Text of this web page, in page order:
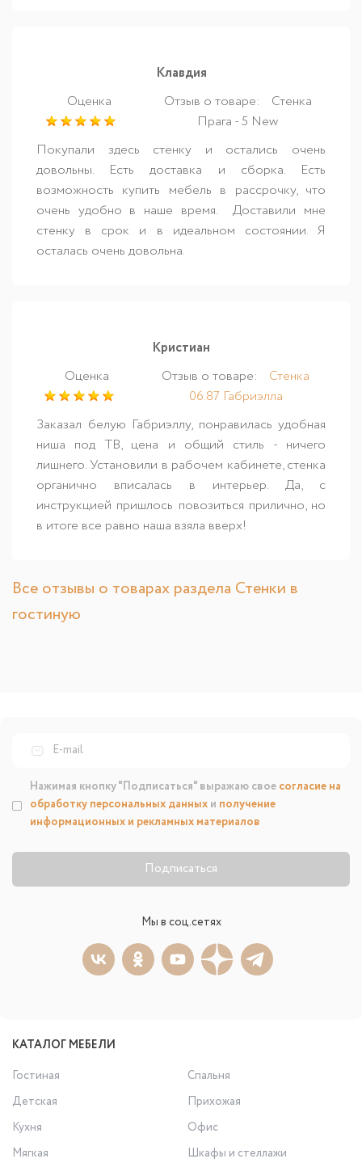
Клавдия
Оценка
Отзыв о товаре:
Стенка
Прага - 5 New
Покупали здесь стенку и остались очень
довольны. Есть доставка и сборка. Есть
возможность купить мебель в рассрочку, что
очень удобно в наше время. Доставили мне
стенку в срок и в идеальном состоянии. Я
осталась очень довольна.
Кристиан
Оценка
Отзыв о товаре:
Стенка
06.87 Габриэлла
Заказал белую Габриэллу, понравилась удобная
ниша под ТВ, цена и общий стиль - ничего
лишнего. Установили в рабочем кабинете, стенка
органично вписалась в интерьер. Да, с
инструкцией пришлось повозиться прилично, но
в итоге все равно наша взяла вверх!
Все отзывы о товарах раздела Стенки в
гостиную
Подписаться
Нажимая кнопку "Подписаться" выражаю свое согласие на
обработку персональных данных и получение
информационных и рекламных материалов
Мы в соц.сетях
КАТАЛОГ МЕБЕЛИ
Гостиная
Спальня
Детская
Прихожая
Кухня
Офис
Мягкая
Шкафы и стеллажи